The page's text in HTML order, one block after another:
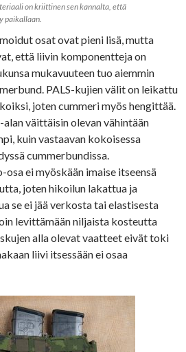
on kriittinen sen kannalta, että
paikallaan.
osat ovat pieni lisä, mutta
että liivin komponentteja on
mukavuuteen tuo aiemmin
PALS-kujien välit on leikattu
joten cummeri myös hengittää.
väittäisin olevan vähintään
kuin vastaavan kokoisessa
cummerbundissa.
ei myöskään imaise itseensä
joten hikoilun lakattua ja
se ei jää verkosta tai elastisesta
levittämään niljaista kosteutta
alla olevat vaatteet eivät toki
liivi itsessään ei osaa